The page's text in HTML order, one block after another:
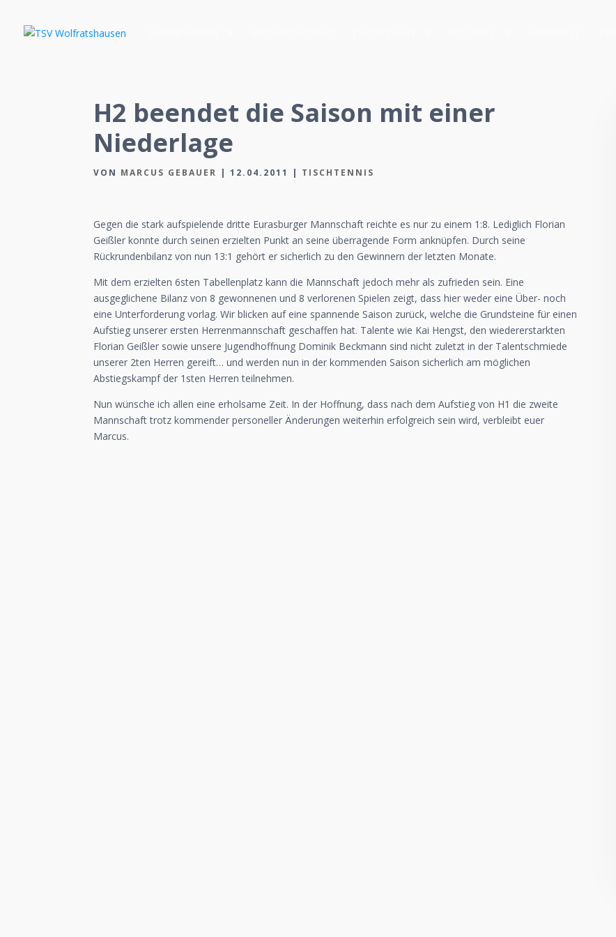
H2 beendet die Saison mit einer
Niederlage
VON MARCUS GEBAUER |12.04.2011 | TISCHTENNIS
Gegen die stark aufspielende dritte Eurasburger Mannschaft reichte es nur zu einem 1:8. Lediglich Florian
Geißler konnte durch seinen erzielten Punkt an seine überragende Form anknüpfen. Durch seine
Rückrundenbilanz von nun 13:1 gehört er sicherlich zu den Gewinnern der letzten Monate.
Mit dem erzielten 6sten Tabellenplatz kann die Mannschaft jedoch mehr als zufrieden sein. Eine
ausgeglichene Bilanz von 8 gewonnenen und 8 verlorenen Spielen zeigt, dass hier weder eine Über- noch
eine Unterforderung vorlag. Wir blicken auf eine spannende Saison zurück, welche die Grundsteine für einen
Aufstieg unserer ersten Herrenmannschaft geschaffen hat. Talente wie Kai Hengst, den wiedererstarkten
Florian Geißler sowie unsere Jugendhoffnung Dominik Beckmann sind nicht zuletzt in der Talentschmiede
unserer 2ten Herren gereift… und werden nun in der kommenden Saison sicherlich am möglichen
Abstiegskampf der 1sten Herren teilnehmen.
Nun wünsche ich allen eine erholsame Zeit. In der Hoffnung, dass nach dem Aufstieg von H1 die zweite
Mannschaft trotz kommender personeller Änderungen weiterhin erfolgreich sein wird, verbleibt euer
Marcus.